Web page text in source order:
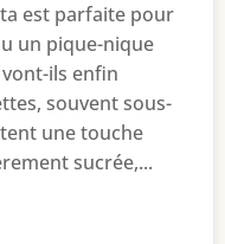
est parfaite pour
un pique-nique
ils enfin
souvent sous-
une touche
sucrée,...